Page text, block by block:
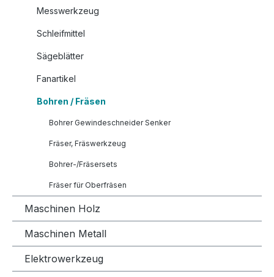
Messwerkzeug
Schleifmittel
Sägeblätter
Fanartikel
Bohren / Fräsen
Bohrer Gewindeschneider Senker
Fräser, Fräswerkzeug
Bohrer-/Fräsersets
Fräser für Oberfräsen
Maschinen Holz
Maschinen Metall
Elektrowerkzeug